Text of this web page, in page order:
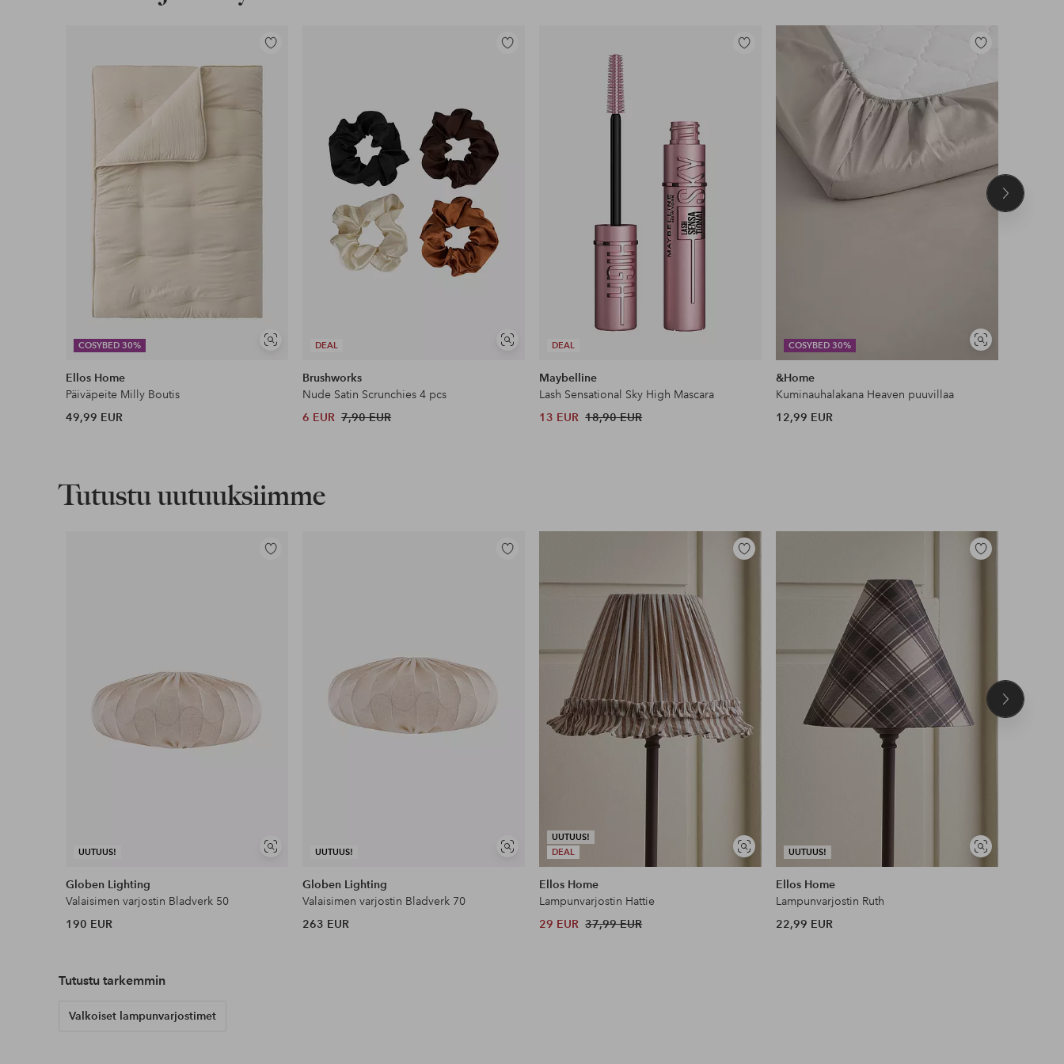
COSYBED 30%
Näytä
Lisää
suosikkeihin
Ellos Home
Päiväpeite Milly Boutis
49,99 EUR
DEAL
Näytä
Lisää
Brushworks
Nude Satin Scrunchies 4 pcs
6 EUR 7,90 EUR
DEAL
Lisää
Maybelline
Lash Sensational Sky High Mascara
13 EUR 18,90 EUR
COSYBED 30%
Näytä
samankaltaisia
Lisää
&Home
Kuminauhalakana Heaven puuvillaa
12,99 EUR
Seuraava
Tutustu uutuuksiimme
UUTUUS!
Näytä
Lisää
Globen Lighting
Valaisimen varjostin Bladverk 50
190 EUR
UUTUUS!
Näytä
samankaltaisia
Lisää
Globen Lighting
Valaisimen varjostin Bladverk 70
263 EUR
UUTUUS!
DEAL
Näytä
samankaltaisia
Lisää
Ellos Home
Lampunvarjostin Hattie
29 EUR 37,99 EUR
UUTUUS!
Näytä
samankaltaisia
Lisää
Ellos Home
Lampunvarjostin Ruth
22,99 EUR
Seuraava
Tutustu tarkemmin
Valkoiset lampunvarjostimet